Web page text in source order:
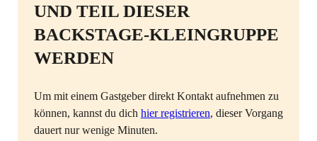
UND TEIL DIESER
BACKSTAGE-KLEINGRUPPE
WERDEN
Um mit einem Gastgeber direkt Kontakt aufnehmen zu
können, kannst du dich hier registrieren, dieser Vorgang
dauert nur wenige Minuten.